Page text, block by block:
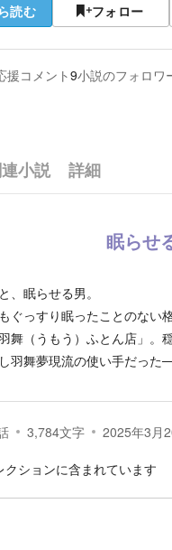
読む フォロー
援コメント9小説のフォロワ
小説
詳細
眠らせ
、眠らせる男。
ぐっすり眠ったことのない
舞（うもう）ふとん店」。
羽舞夢現流の使い手だった
3,784文字 2025年3月
クションに含まれています